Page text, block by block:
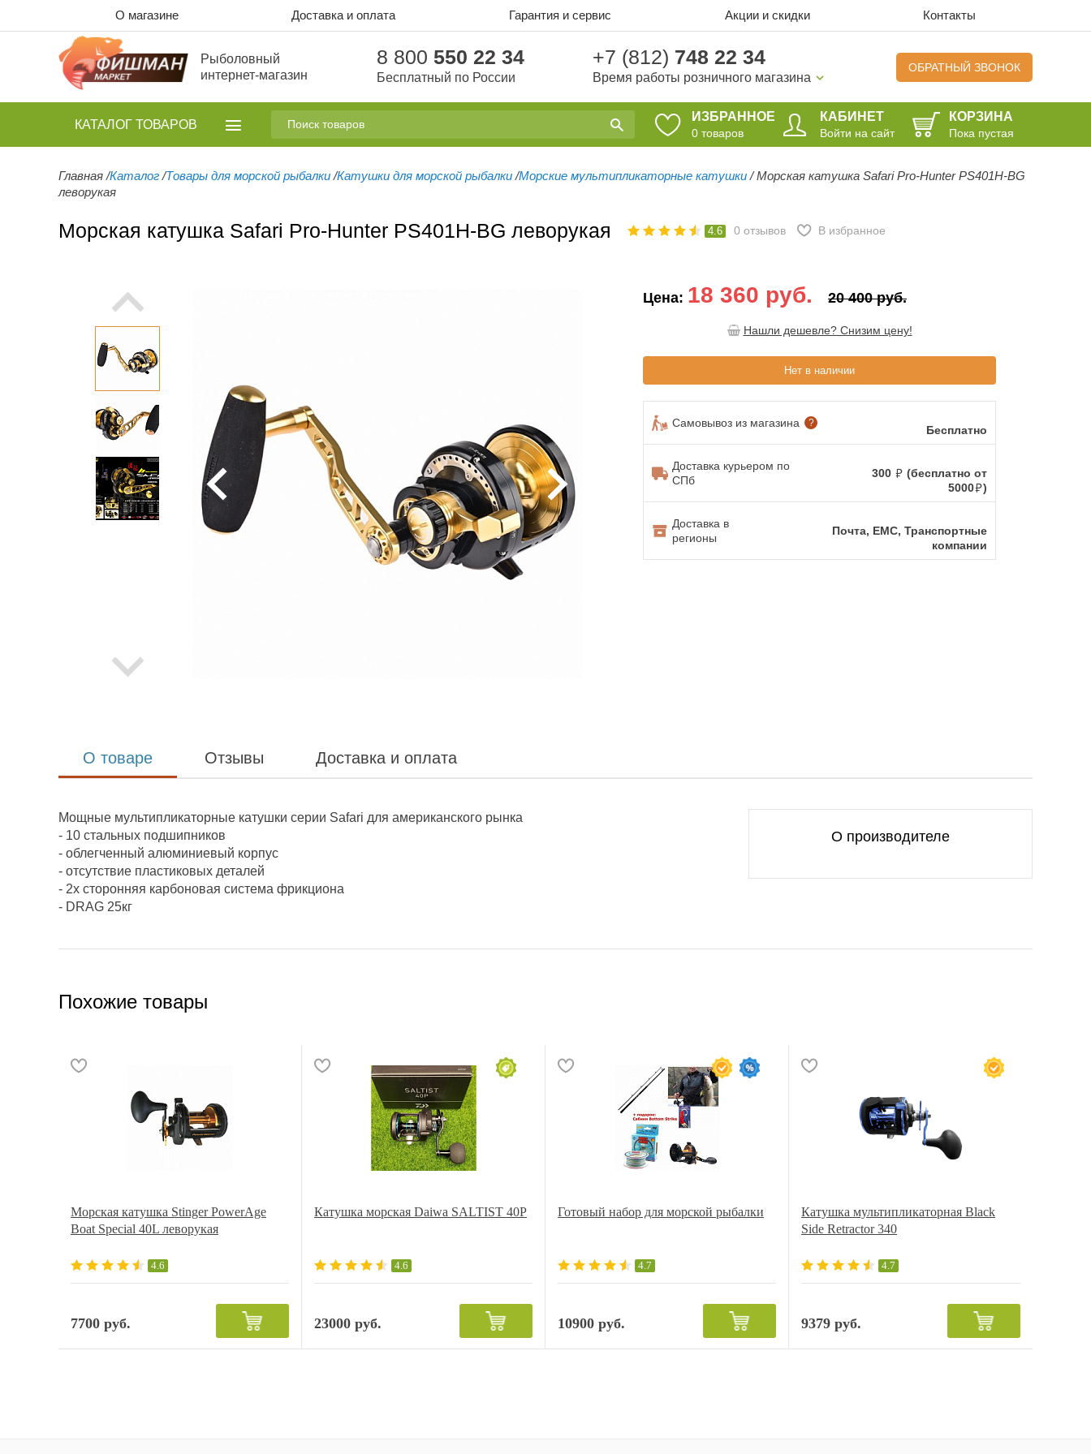
О магазине Доставка и оплата Гарантия и сервис Акции и скидки Контакты
Рыболовный
интернет-магазин
8 800 550 22 34
Бесплатный по России
+7 (812) 748 22 34
Время работы розничного магазина
ОБРАТНЫЙ ЗВОНОК
ИЗБРАННОЕ
0 товаров
КАБИНЕТ
Войти на сайт
КОРЗИНА
Пока пустая
КАТАЛОГ ТОВАРОВ
Главная /Каталог /Товары для морской рыбалки /Катушки для морской рыбалки /Морские мультипликаторные катушки /Морская катушка Safari Pro-Hunter PS401H-BG
леворукая
Морская катушка Safari Pro-Hunter PS401H-BG леворукая 4.6 0 отзывов В избранное
Цена: 18 360 руб. 20 400 руб.
Нашли дешевле? Снизим цену!
Нет в наличии
Самовывоз из магазина ?
Бесплатно
Доставка курьером по
СПб
300
(бесплатно от
5000
)
Доставка в
регионы
Почта, ЕМС, Транспортные
компании
О товаре Отзывы Доставка и оплата
О производителе
Мощные мультипликаторные катушки серии Safari для американского рынка
- 10 стальных подшипников
- облегченный алюминиевый корпус
- отсутствие пластиковых деталей
- 2х сторонняя карбоновая система фрикциона
- DRAG 25кг
Похожие товары
Морская катушка Stinger PowerAge
Boat Special 40L леворукая
4.6
7700 руб.
Катушка морская Daiwa SALTIST 40P
4.6
23000 руб.
Готовый набор для морской рыбалки
4.7
10900 руб.
Катушка мультипликаторная Black
Side Retractor 340
4.7
9379 руб.